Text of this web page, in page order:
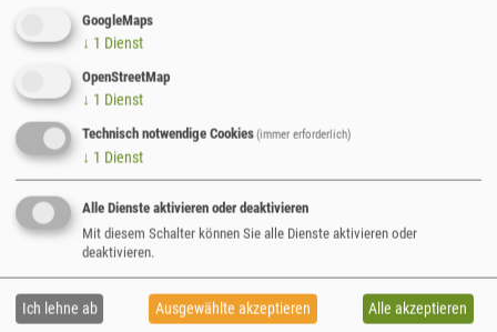
Grundlagenseminar: Ob junger oder alter
Obstbaum, für den Erhalt und die Entwicklung der
der Theorie werden heute Kenntnisse zu den
Aufbau der Krone eines Baumes, zur Beeinflussung
des Wuchsverhaltens durch Baumschnitt und zur
praktischen Teil werden Vor- und Nachteile
verschiedener Schnittgeräte vorgestellt und in der
Erziehungsschnitt, Entwicklungs- und
Erhaltungsschnitt werden praktisch durchgeführt.
GoogleMaps
↓ 1 Dienst
OpenStreetMap
↓ 1 Dienst
Technisch notwendige Cookies(immer erforderlich)
↓ 1 Dienst
Alle Dienste aktivieren oder deaktivieren
Mit diesem Schalter können Sie alle Dienste aktivieren oder
deaktivieren.
Ich lehne ab Ausgewählte akzeptieren Alle akzeptieren